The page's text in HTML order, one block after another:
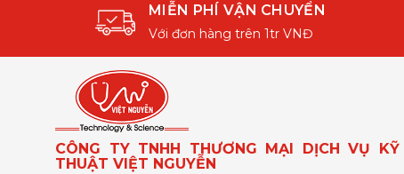
MIỄN PHÍ VẬN CHUYỂN
Với đơn hàng trên 1tr VNĐ
CÔNG TY TNHH THƯƠNG MẠI DỊCH VỤ KỸ
THUẬT VIỆT NGUYỄN